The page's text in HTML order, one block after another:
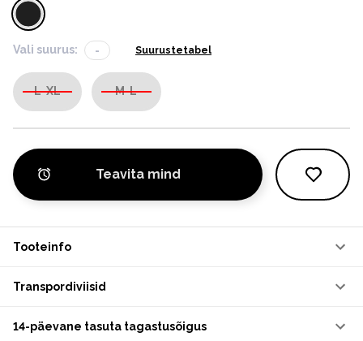
Vali suurus: - Suurustetabel
L-XL M-L
Teavita mind
Tooteinfo
Transpordiviisid
14-päevane tasuta tagastusõigus